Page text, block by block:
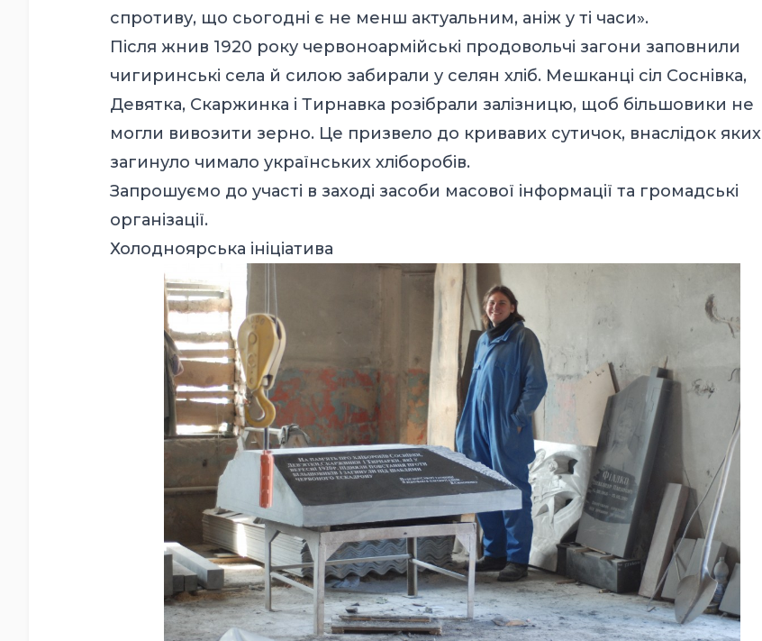
спротиву, що сьогодні є не менш актуальним, аніж у ті часи».
Після жнив 1920 року червоноармійські продовольчі загони заповнили
чигиринські села й силою забирали у селян хліб. Мешканці сіл Соснівка,
Девятка, Скаржинка і Тирнавка розібрали залізницю, щоб більшовики не
могли вивозити зерно. Це призвело до кривавих сутичок, внаслідок яких
загинуло чимало українських хліборобів.
Запрошуємо до участі в заході засоби масової інформації та громадські
організації.
Холодноярська ініціатива